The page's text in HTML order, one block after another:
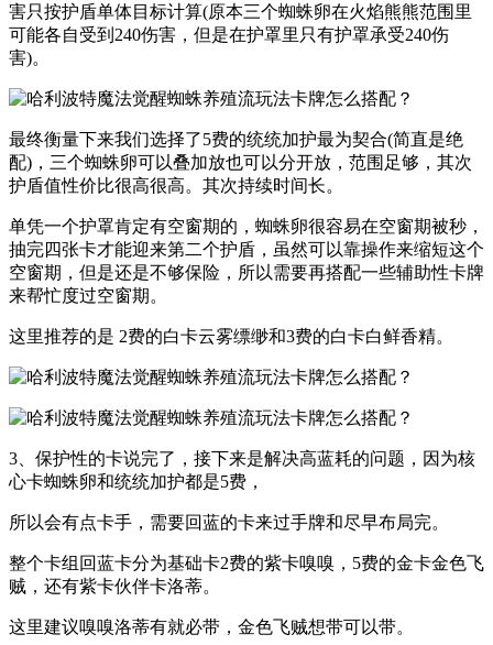
害只按护盾单体目标计算(原本三个蜘蛛卵在火焰熊熊范围里
可能各自受到240伤害，但是在护罩里只有护罩承受240伤
害)。
最终衡量下来我们选择了5费的统统加护最为契合(简直是绝
配)，三个蜘蛛卵可以叠加放也可以分开放，范围足够，其次
护盾值性价比很高很高。其次持续时间长。
单凭一个护罩肯定有空窗期的，蜘蛛卵很容易在空窗期被秒，
抽完四张卡才能迎来第二个护盾，虽然可以靠操作来缩短这个
空窗期，但是还是不够保险，所以需要再搭配一些辅助性卡牌
来帮忙度过空窗期。
这里推荐的是 2费的白卡云雾缥缈和3费的白卡白鲜香精。
3、保护性的卡说完了，接下来是解决高蓝耗的问题，因为核
心卡蜘蛛卵和统统加护都是5费，
所以会有点卡手，需要回蓝的卡来过手牌和尽早布局完。
整个卡组回蓝卡分为基础卡2费的紫卡嗅嗅，5费的金卡金色飞
贼，还有紫卡伙伴卡洛蒂。
这里建议嗅嗅洛蒂有就必带，金色飞贼想带可以带。